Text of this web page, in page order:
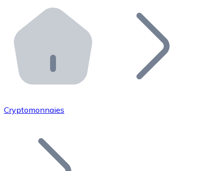
Distributeurs automatiques Bitnovo
Intégrez un ATM Bitnovo dans votre entreprise et
API Bitnovo
Intégrez notre API dans votre écosystème.
Rejoignez notre réseau de distributeurs et
Ajoutez le token de votre projet à notre service
Cryptomonnaies